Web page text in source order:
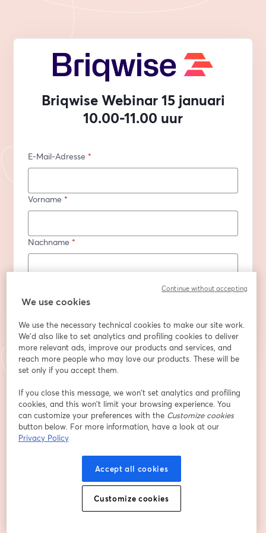
Briqwise Webinar 15 januari
10.00-11.00 uur
E-Mail-Adresse *
Vorname *
Nachname *
Sind Sie bereits registriert?Hier abonnieren
Indem Sie sich registrieren, stimmen Sie unseren
We use cookies
We use the necessary technical cookies to make our site work.
We'd also like to set analytics and profiling cookies to deliver
more relevant ads, improve our products and services, and
reach more people who may love our products. These will be
set only if you accept them.
If you close this message, we won’t set analytics and profiling
cookies, and this won’t limit your browsing experience. You
can customize your preferences with the Customize cookies
button below. For more information, have a look at our
Privacy Policy
Accept all cookies
Customize cookies
Continue without accepting